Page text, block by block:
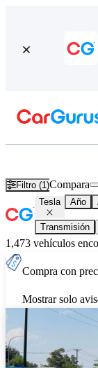
Filtro (1)Compara
Tesla Año
Transmisión
1,473 vehículos
Compra con
Mostrar solo